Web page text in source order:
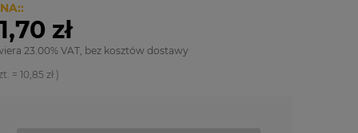
zł
23.00% VAT, bez kosztów dostawy
= 10,85 zł )